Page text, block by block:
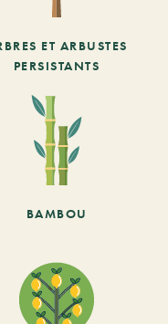
ET ARBUSTES
PERSISTANTS
BAMBOU